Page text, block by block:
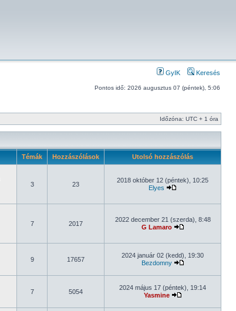
GyIK Keresés
Pontos idő: 2026 augusztus 07 (péntek), 5:06
Időzóna: UTC + 1 óra
Témák Hozzászólások Utolsó hozzászólás
3 23
2018 október 12 (péntek), 10:25
Elyes
7 2017
2022 december 21 (szerda), 8:48
G Lamaro
9 17657
2024 január 02 (kedd), 19:30
Bezdomny
7 5054
2024 május 17 (péntek), 19:14
Yasmine